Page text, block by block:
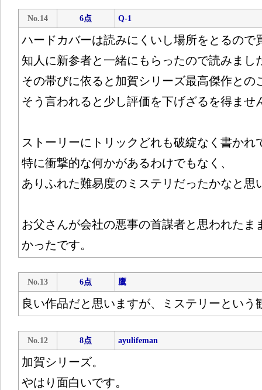
No.14 6点 Q-1
ハードカバーは読みにくいし場所をとるので
知人に新参者と一緒にもらったので読みまし
その帯びに依ると加賀シリーズ最高傑作との
そう言われると少し評価を下げざるを得ませ
ストーリーにトリックどれも破綻なく書かれ
特に衝撃的な何かがあるわけでもなく、
ありふれた難易度のミステリだったかなと思
お父さんが会社の悪事の首謀者と思われたま
かったです。
No.13 6点 鷹
良い作品だと思いますが、ミステリーという
No.12 8点 ayulifeman
加賀シリーズ。
やはり面白いです。